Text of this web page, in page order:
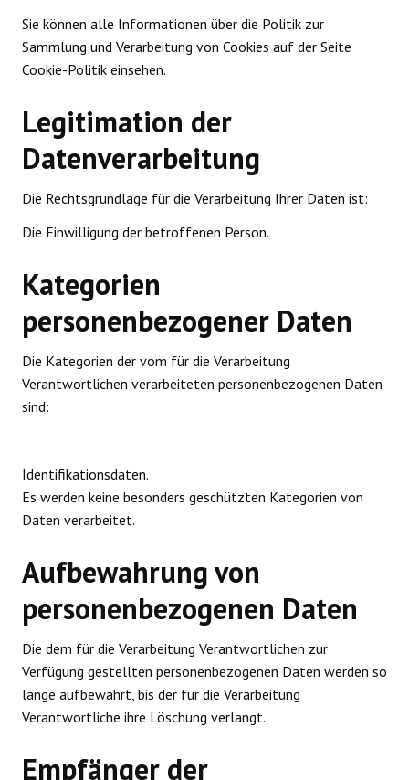
Sie können alle Informationen über die Politik zur
Sammlung und Verarbeitung von Cookies auf der Seite
Cookie-Politik einsehen.
Legitimation der
Datenverarbeitung
Die Rechtsgrundlage für die Verarbeitung Ihrer Daten ist:
Die Einwilligung der betroffenen Person.
Kategorien
personenbezogener Daten
Die Kategorien der vom für die Verarbeitung
Verantwortlichen verarbeiteten personenbezogenen Daten
sind:
Identifikationsdaten.
Es werden keine besonders geschützten Kategorien von
Daten verarbeitet.
Aufbewahrung von
personenbezogenen Daten
Die dem für die Verarbeitung Verantwortlichen zur
Verfügung gestellten personenbezogenen Daten werden so
lange aufbewahrt, bis der für die Verarbeitung
Verantwortliche ihre Löschung verlangt.
Empfänger der